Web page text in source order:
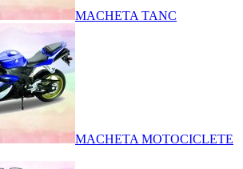
MACHETA TANC
MACHETA MOTOCICLETE